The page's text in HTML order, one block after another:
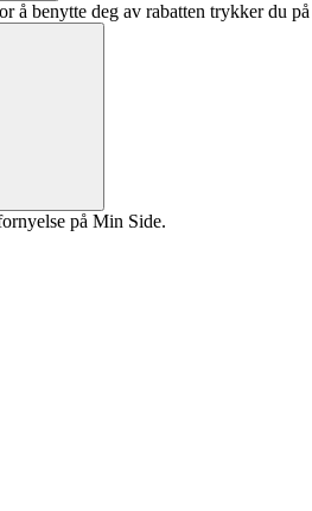
benytte deg av rabatten trykker du
på Min Side.